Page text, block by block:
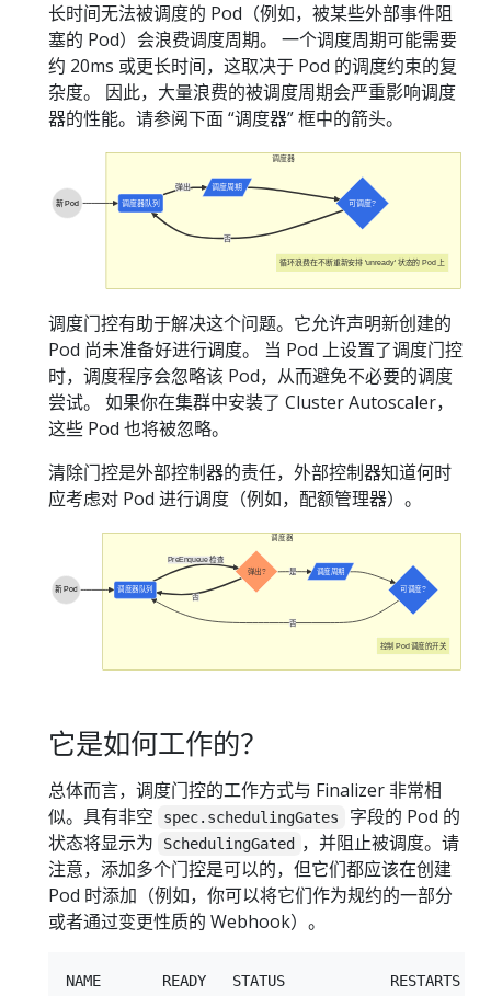
长时间无法被调度的 Pod（例如，被某些外部事件阻
塞的 Pod）会浪费调度周期。 一个调度周期可能需要
约 20ms 或更长时间，这取决于 Pod 的调度约束的复
杂度。 因此，大量浪费的被调度周期会严重影响调度
器的性能。请参阅下面 “调度器” 框中的箭头。
调度器
弹出
否
调度器队列
调度周期
可调度?
循环浪费在不断重新安排 'unready' 状态的 Pod 上
新 Pod
调度门控有助于解决这个问题。它允许声明新创建的
Pod 尚未准备好进行调度。 当 Pod 上设置了调度门控
时，调度程序会忽略该 Pod，从而避免不必要的调度
尝试。 如果你在集群中安装了 Cluster Autoscaler，
这些 Pod 也将被忽略。
清除门控是外部控制器的责任，外部控制器知道何时
应考虑对 Pod 进行调度（例如，配额管理器）。
调度器
PreEnqueue 检查
是
否
否
调度器队列
调度周期
可调度?
弹出?
控制 Pod 调度的开关
新 Pod
它是如何工作的？
总体而言，调度门控的工作方式与 Finalizer 非常相
似。具有非空
spec.schedulingGates
字段的 Pod 的
状态将显示为
SchedulingGated
，并阻止被调度。请
注意，添加多个门控是可以的，但它们都应该在创建
Pod 时添加（例如，你可以将它们作为规约的一部分
或者通过变更性质的 Webhook）。
NAME       READY   STATUS            RESTARTS